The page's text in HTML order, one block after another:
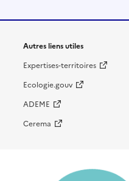
Autres liens utiles
Expertises-territoires
Ecologie.gouv
ADEME
Cerema